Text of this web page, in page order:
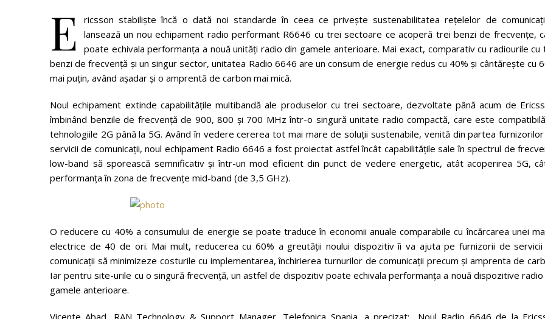
E
ricsson stabiliște încă o dată noi standarde în ceea ce privește sustenabilitatea rețelelor de
lansează un nou echipament radio performant R6646 cu trei sectoare ce acoperă trei benzi de frecvențe,
poate echivala performanța a nouă unități radio din gamele anterioare. Mai exact, comparativ cu radiourile cu
benzi de frecvență și un singur sector, unitatea Radio 6646 are un consum de energie redus cu 40% și cântărește cu
mai puțin, având așadar și o amprentă de carbon mai mică.
Noul echipament extinde capabilitățile multibandă ale produselor cu trei sectoare, dezvoltate până acum de
îmbinând benzile de frecvență de 900, 800 și 700 MHz într-o singură unitate radio compactă, care este
tehnologiile 2G până la 5G. Având în vedere cererea tot mai mare de soluții sustenabile, venită din partea
servicii de comunicații, noul echipament Radio 6646 a fost proiectat astfel încât capabilitățile sale în spectrul de
low-band să sporească semnificativ și într-un mod eficient din punct de vedere energetic, atât acoperirea 5G,
performanța în zona de frecvențe mid-band (de 3,5 GHz).
O reducere cu 40% a consumului de energie se poate traduce în economii anuale comparabile cu încărcarea unei
electrice de 40 de ori. Mai mult, reducerea cu 60% a greutății noului dispozitiv îi va ajuta pe furnizorii de
comunicații să minimizeze costurile cu implementarea, închirierea turnurilor de comunicații precum și amprenta de
Iar pentru site-urile cu o singură frecvență, un astfel de dispozitiv poate echivala performanța a nouă dispozitive radio
gamele anterioare.
Vicente Abad, RAN Technology & Support Manager, Telefonica Spania, a precizat: „Noul Radio 6646 de la